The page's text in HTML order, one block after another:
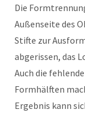
Die
Außenseite des
Stifte zur
abgerissen, das
Auch die
Formhälften
Ergebnis kann